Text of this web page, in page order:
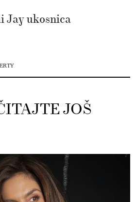
Jay ukosnica
JOŠ